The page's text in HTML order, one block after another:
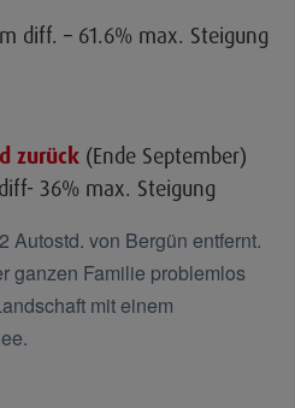
diff. – 61.6% max. Steigung
zurück (Ende September)
36% max. Steigung
Autostd. von Bergün entfernt.
ganzen Familie problemlos
mit einem